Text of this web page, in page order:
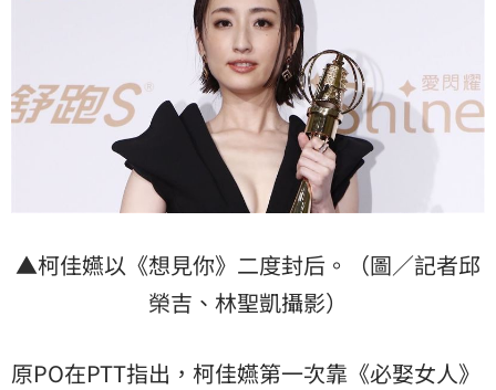
▲柯佳嬿以《想見你》二度封后。（圖／記者邱
榮吉、林聖凱攝影）
原PO在PTT指出，柯佳嬿第一次靠《必娶女人》